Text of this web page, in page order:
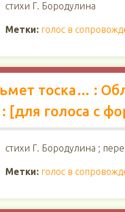
стихи Г. Бородулина
Метки: голос в
тоска… :
[для голоса с
стихи Г. Бородулина ;
Метки: голос в